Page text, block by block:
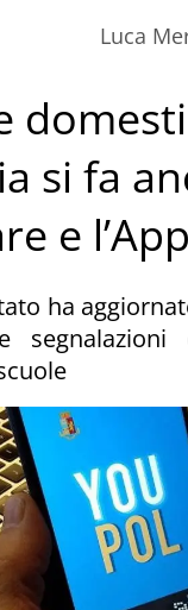
Luca
si fa
e
ha